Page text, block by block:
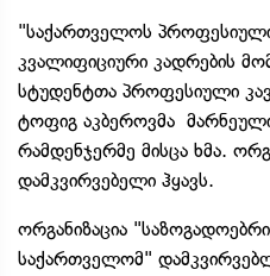
"საქართველოს
კვალიფიციური კადრების
სტუდენტთა პროფესიული
ტოფიგ აკბეროვმა
რამდენჯერმე მისცა ხმა.
დამკვირვებელი ჰყავს.
ორგანიზაცია
საქართველომ"